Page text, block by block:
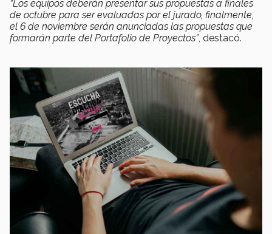
“Los equipos deberán presentar sus propuestas a finales
de octubre para ser evaluadas por el jurado, finalmente,
el 6 de noviembre serán anunciadas las propuestas que
formarán parte del Portafolio de Proyectos”, destacó.